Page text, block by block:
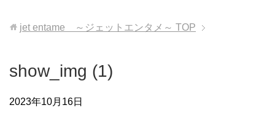
jet entame ～ジェットエンタメ～ TOP
show_img (1)
2023年10月16日